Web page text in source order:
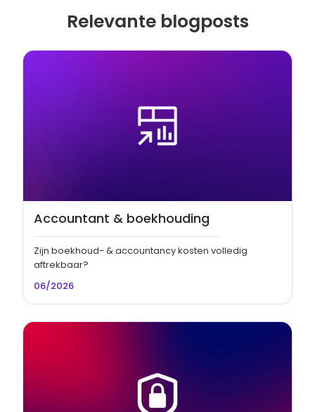
Relevante blogposts
Accountant & boekhouding
Zijn boekhoud- & accountancy kosten volledig
aftrekbaar?
06/2026